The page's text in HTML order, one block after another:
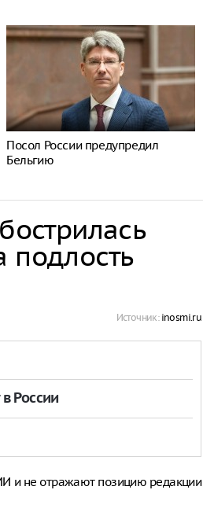
Посол России предупредил
Бельгию
Источник: inosmi.ru
России
и не отражают позицию редакции